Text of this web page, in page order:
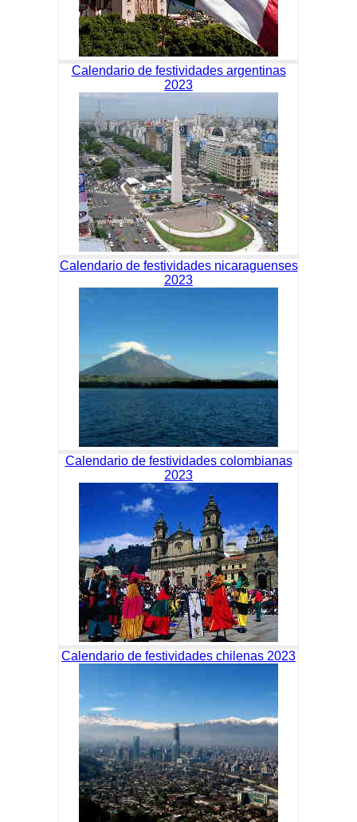
Calendario de festividades argentinas
2023
Calendario de festividades nicaraguenses
2023
Calendario de festividades colombianas
2023
Calendario de festividades chilenas 2023